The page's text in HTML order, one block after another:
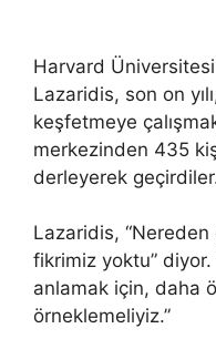
Harvard
Lazaridis, son on
keşfetmeye
merkezinden 435
derleyerek
Lazaridis,
fikrimiz yoktu”
anlamak için, daha
örneklemeliyiz.”